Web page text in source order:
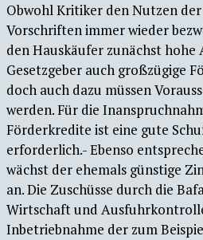
Obwohl Kritiker den Nutzen
Vorschriften immer wieder
den Hauskäufer zunächst hohe
Gesetzgeber auch großzügige
doch auch dazu müssen
werden. Für die
Förderkredite ist eine gute
erforderlich.- Ebenso
wächst der ehemals günstige
an. Die Zuschüsse durch die
Wirtschaft und
Inbetriebnahme der zum